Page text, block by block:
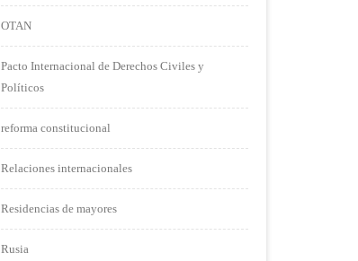
OTAN
Pacto Internacional de Derechos Civiles y
Políticos
reforma constitucional
Relaciones internacionales
Residencias de mayores
Rusia